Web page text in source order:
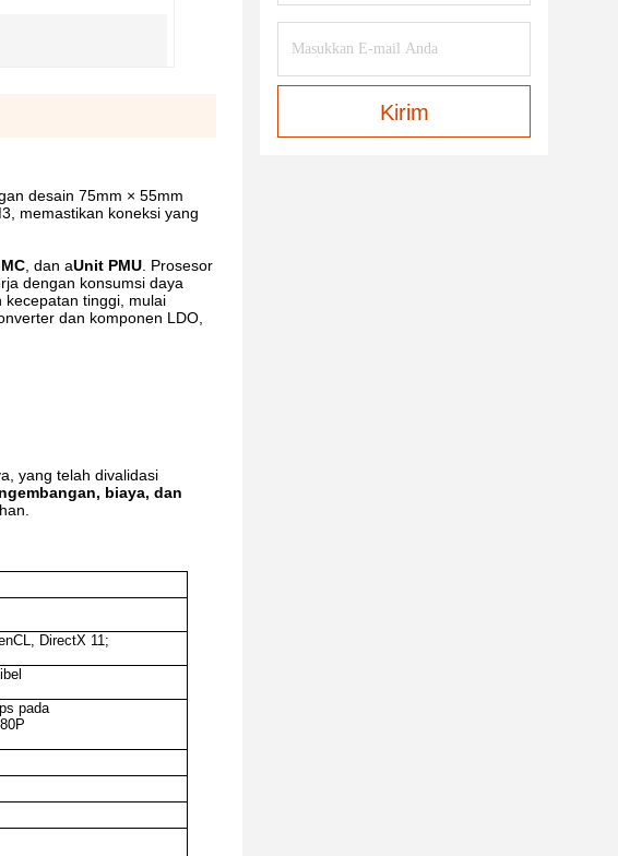
desain 75mm × 55mm
memastikan koneksi yang
, dan aUnit PMU . Prosesor
dengan konsumsi daya
tinggi, mulai
dan komponen LDO,
yang telah divalidasi
biaya, dan
DirectX 11;
pada
Kirim